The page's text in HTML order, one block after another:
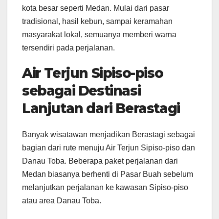
kota besar seperti Medan. Mulai dari pasar
tradisional, hasil kebun, sampai keramahan
masyarakat lokal, semuanya memberi warna
tersendiri pada perjalanan.
Air Terjun Sipiso-piso
sebagai Destinasi
Lanjutan dari Berastagi
Banyak wisatawan menjadikan Berastagi sebagai
bagian dari rute menuju Air Terjun Sipiso-piso dan
Danau Toba. Beberapa paket perjalanan dari
Medan biasanya berhenti di Pasar Buah sebelum
melanjutkan perjalanan ke kawasan Sipiso-piso
atau area Danau Toba.